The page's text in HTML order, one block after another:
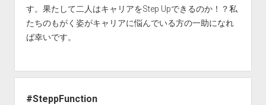
す。果たして二人はキャリアをStep Upできるのか！？私
たちのもがく姿がキャリアに悩んでいる方の一助になれ
ば幸いです。
#SteppFunction